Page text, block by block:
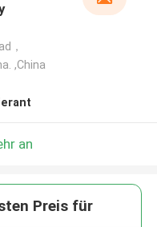
，
,China
an
Preis für